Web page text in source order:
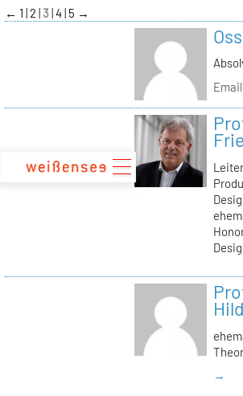
zum
Inhalt
← 1 2 3 4 5 →
Email
→